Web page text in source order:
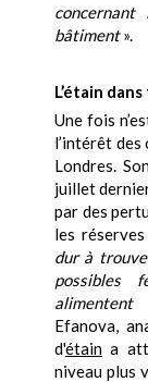
bâtiment».
L’étain
Une fois
l’intérêt des
Londres.
juillet
par des
les
dur à
possibles
alimentent
Efanova,
d'étain a
niveau plus